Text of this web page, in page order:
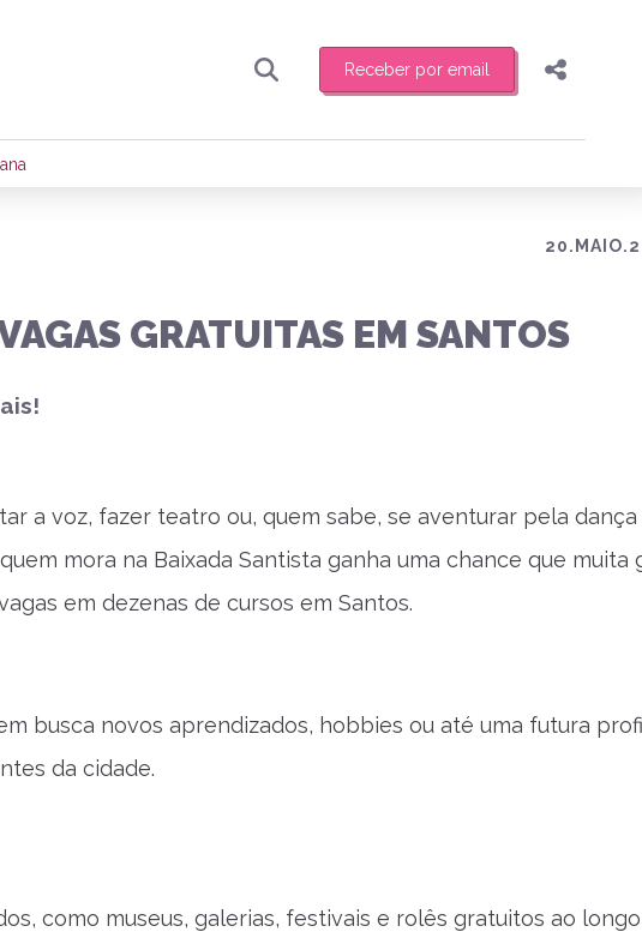
Receber por email
para receber toda sexta-feira de manhã o resumo
da região.
Compartilhar
Enviar por Whatsapp
GRATUITAS EM SANTOS
a voz, fazer teatro ou, quem sabe, se aventurar pela
mora na Baixada Santista ganha uma chance que muita
em dezenas de cursos em Santos.
busca novos aprendizados, hobbies ou até uma futura
da cidade.
como museus, galerias, festivais e rolês gratuitos ao